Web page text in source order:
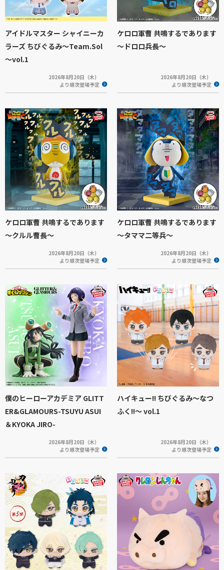
アイドルマスター シャイニーカ
ラーズ ちびぐるみ～Team.Sol
～vol.1
2026年8月20日（木）
より順次登場予定
ケロロ軍曹 共鳴するであります
～ドロロ兵長～
2026年8月20日（木）
より順次登場予定
ケロロ軍曹 共鳴するであります
～クルル曹長～
2026年8月20日（木）
より順次登場予定
ケロロ軍曹 共鳴するであります
～タママ二等兵～
2026年8月20日（木）
より順次登場予定
僕のヒーローアカデミア GLITT
ER&GLAMOURS-TSUYU ASUI
＆KYOKA JIRO-
2026年8月20日（木）
より順次登場予定
ハイキュー!! ちびぐるみ～なつ
ふく!!～ vol.1
2026年8月20日（木）
より順次登場予定